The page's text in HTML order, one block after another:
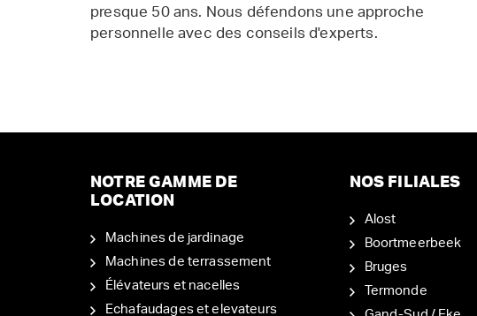
presque 50 ans. Nous défendons une approche
personnelle avec des conseils d'experts.
NOTRE GAMME DE
LOCATION
Machines de jardinage
Machines de terrassement
Élévateurs et nacelles
Echafaudages et elevateurs
NOS FILIALES
Alost
Boortmeerbeek
Bruges
Termonde